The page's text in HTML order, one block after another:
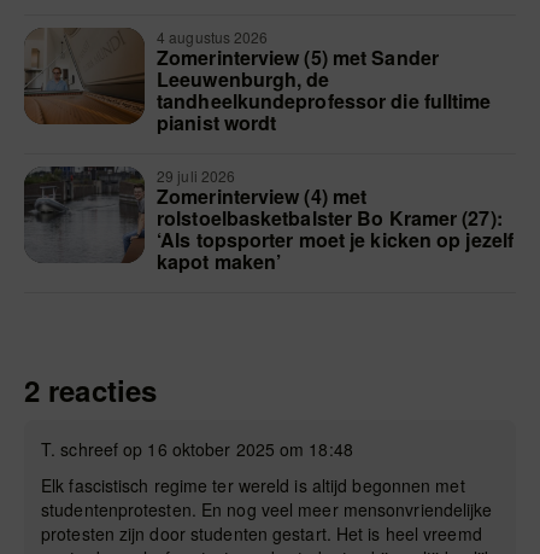
4 augustus 2026
Zomerinterview (5) met Sander
Leeuwenburgh, de
tandheelkundeprofessor die fulltime
pianist wordt
29 juli 2026
Zomerinterview (4) met
rolstoelbasketbalster Bo Kramer (27):
‘Als topsporter moet je kicken op jezelf
kapot maken’
2 reacties
T. schreef op 16 oktober 2025 om 18:48
Elk fascistisch regime ter wereld is altijd begonnen met
studentenprotesten. En nog veel meer mensonvriendelijke
protesten zijn door studenten gestart. Het is heel vreemd